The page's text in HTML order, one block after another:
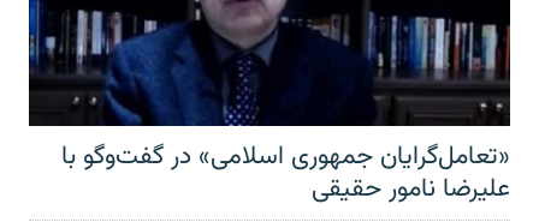
«تعامل‌گرایان جمهوری اسلامی» در گفت‌وگو با
علیرضا نامور حقیقی